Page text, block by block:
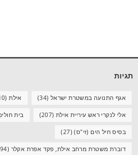
תגיות
אגף התנועה במשטרת ישראל (34) אילת(2210)
אלי לנקרי ראש עיריית אילת (207) בית
בסיס חיל הים (זי"ס)(27)
דוברת משטרת מרחב אילת, פקד אפרת אקלר (94)